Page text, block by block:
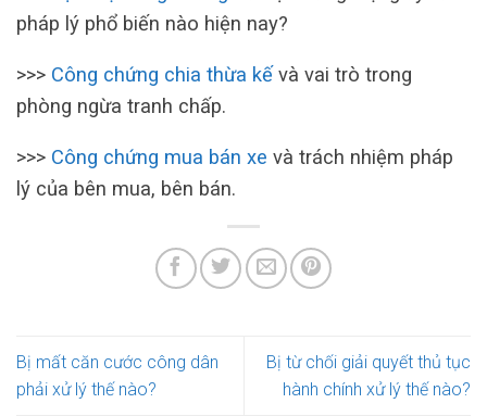
pháp lý phổ biến nào hiện nay?
>>> Công chứng chia thừa kế và vai trò trong
phòng ngừa tranh chấp.
>>> Công chứng mua bán xe và trách nhiệm pháp
lý của bên mua, bên bán.
Bị mất căn cước công dân
phải xử lý thế nào?
Bị từ chối giải quyết thủ tục
hành chính xử lý thế nào?